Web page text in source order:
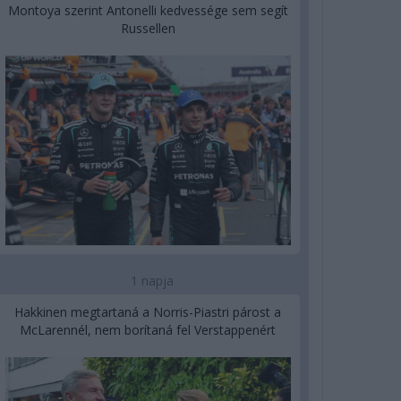
Montoya szerint Antonelli kedvessége sem segít
Russellen
1 napja
Hakkinen megtartaná a Norris-Piastri párost a
McLarennél, nem borítaná fel Verstappenért